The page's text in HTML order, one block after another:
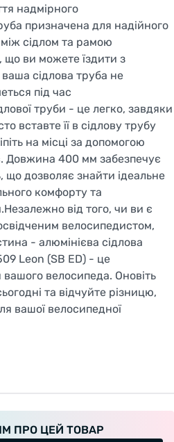
надмірного
призначена для надійного
сідлом та рамою
що ви можете їздити з
сідлова труба не
під час
труби - це легко, завдяки
вставте її в сідлову трубу
на місці за допомогою
Довжина 400 мм забезпечує
що дозволяє знайти ідеальне
комфорту та
від того, чи ви є
велосипедистом,
- алюмінієва сідлова
Leon (SB ED) - це
велосипеда. Оновіть
та відчуйте різницю,
вашої велосипедної
ПРО ЦЕЙ ТОВАР